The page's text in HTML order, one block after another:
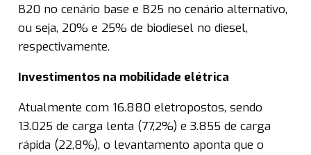
B20 no cenário base e B25 no cenário alternativo,
ou seja, 20% e 25% de biodiesel no diesel,
respectivamente.
Investimentos na mobilidade elétrica
Atualmente com 16.880 eletropostos, sendo
13.025 de carga lenta (77,2%) e 3.855 de carga
rápida (22,8%), o levantamento aponta que o